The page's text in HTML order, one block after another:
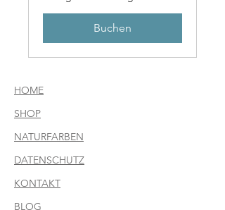
Buchen
HOME
SHOP
NATURFARBEN
DATENSCHUTZ
KONTAKT
BLOG